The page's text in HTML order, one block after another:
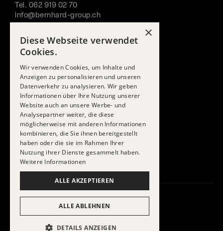
Tel. 062 919 02 70
info@bernhard-group.ch
Dach
Fassade
Solar
Spenglerei
Unterhalt
Planung & Beratung
UNTERNEHMEN
Über uns
Referenzen
Jobs
Lernende
Datenschutz
×
Diese Webseite verwendet
Cookies.
Wir verwenden Cookies, um Inhalte und
Anzeigen zu personalisieren und unseren
Datenverkehr zu analysieren. Wir geben
Informationen über Ihre Nutzung unserer
Website auch an unsere Werbe- und
Analysepartner weiter, die diese
möglicherweise mit anderen Informationen
kombinieren, die Sie ihnen bereitgestellt
haben oder die sie im Rahmen Ihrer
Nutzung ihrer Dienste gesammelt haben.
Weitere Informationen
ALLE AKZEPTIEREN
ALLE ABLEHNEN
DETAILS ANZEIGEN